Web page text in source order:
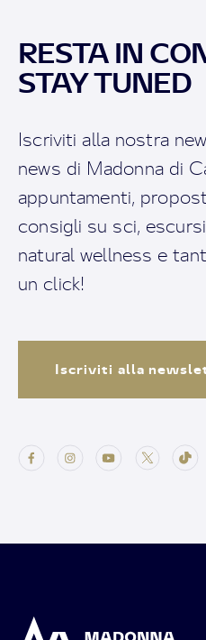
RESTA IN
STAY TUNED
Iscriviti alla nostra
news di Madonna di
appuntamenti,
consigli su sci,
natural wellness e
un click!
Iscriviti alla